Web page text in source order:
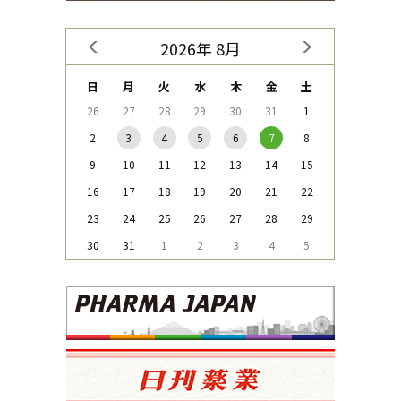
2026年 8月
日 月 火 水 木 金 土
26 27 28 29 30 31
1
2
3 4 5 6 7
8
9
10 11 12 13 14
15
16
17 18 19 20 21
22
23
24 25 26 27 28
29
30
31 1 2 3 4 5